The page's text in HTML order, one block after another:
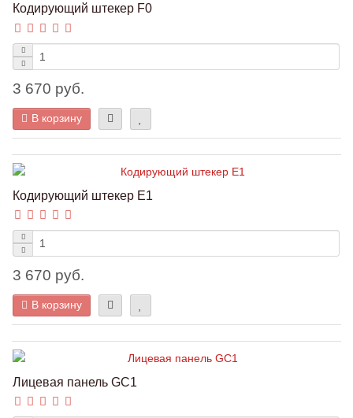
Кодирующий штекер F0
3 670 руб.
В корзину
Кодирующий штекер Е1
3 670 руб.
В корзину
Лицевая панель GC1